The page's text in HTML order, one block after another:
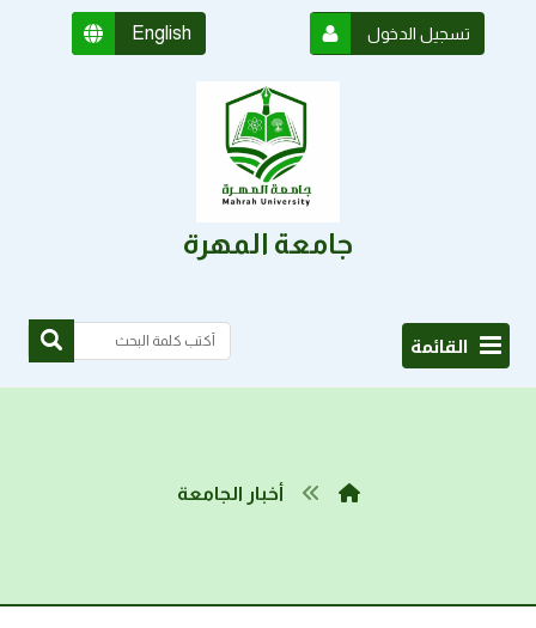
English تسجيل الدخول
جامعة المهرة
القائمة
أخبار الجامعة